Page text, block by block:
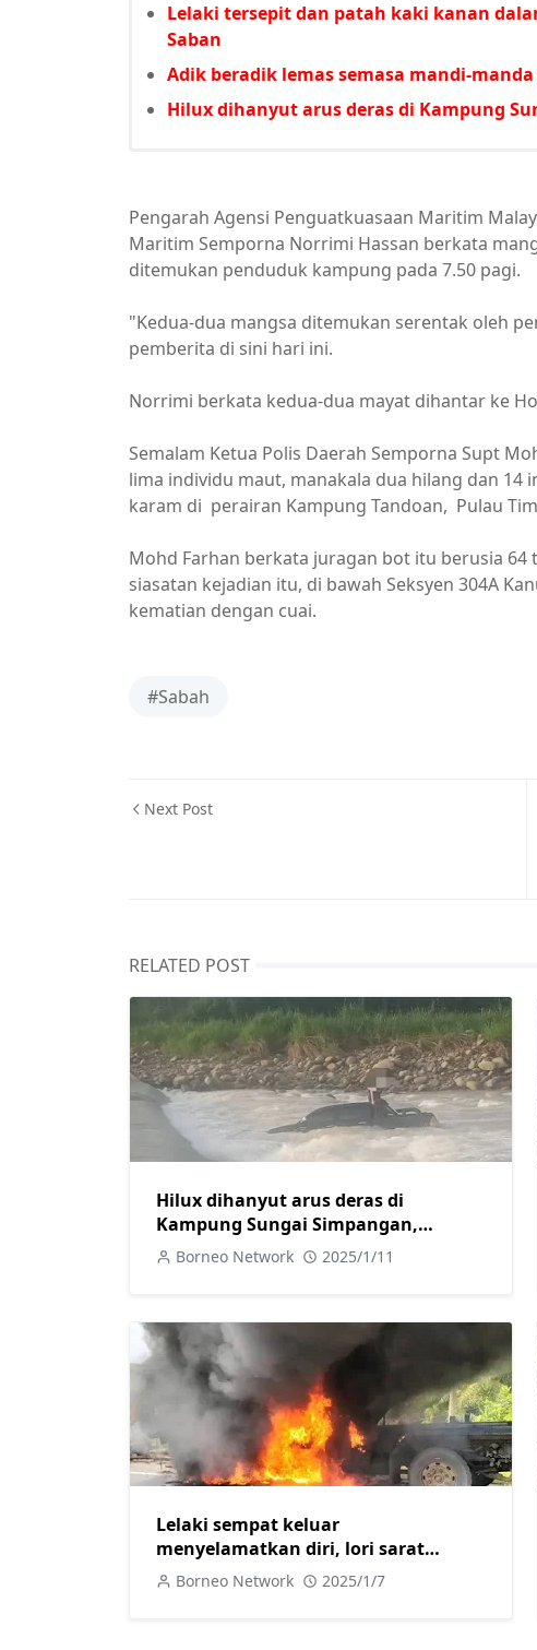
Lelaki tersepit dan patah kaki kanan
Saban
Adik beradik lemas semasa mandi-
Hilux dihanyut arus deras di Kampung
Pengarah Agensi Penguatkuasaan Maritim
Maritim Semporna Norrimi Hassan berkata
ditemukan penduduk kampung pada 7.50 pagi.
"Kedua-dua mangsa ditemukan serentak oleh
pemberita di sini hari ini.
Norrimi berkata kedua-dua mayat dihantar ke
Semalam Ketua Polis Daerah Semporna Supt
lima individu maut, manakala dua hilang dan 14
karam di perairan Kampung Tandoan, Pulau
Mohd Farhan berkata juragan bot itu berusia
siasatan kejadian itu, di bawah Seksyen 304A
kematian dengan cuai.
#Sabah
Next Post
RELATED POST
Hilux dihanyut arus deras di
Kampung Sungai Simpangan,
pemandu selamat
Borneo Network 2025/1/11
Lelaki sempat keluar
menyelamatkan diri, lori sarat
muatan sawit yang dipandu tiba-tiba
Borneo Network 2025/1/7